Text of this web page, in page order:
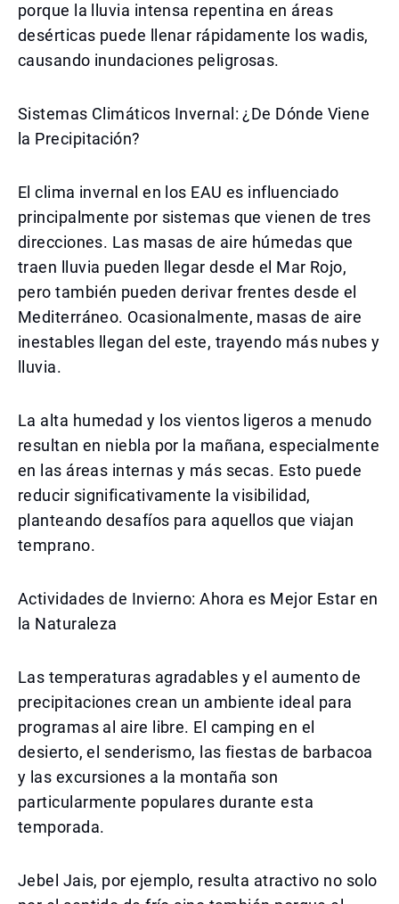
porque la lluvia intensa repentina en áreas
desérticas puede llenar rápidamente los wadis,
causando inundaciones peligrosas.
Sistemas Climáticos Invernal: ¿De Dónde Viene
la Precipitación?
El clima invernal en los EAU es influenciado
principalmente por sistemas que vienen de tres
direcciones. Las masas de aire húmedas que
traen lluvia pueden llegar desde el Mar Rojo,
pero también pueden derivar frentes desde el
Mediterráneo. Ocasionalmente, masas de aire
inestables llegan del este, trayendo más nubes y
lluvia.
La alta humedad y los vientos ligeros a menudo
resultan en niebla por la mañana, especialmente
en las áreas internas y más secas. Esto puede
reducir significativamente la visibilidad,
planteando desafíos para aquellos que viajan
temprano.
Actividades de Invierno: Ahora es Mejor Estar en
la Naturaleza
Las temperaturas agradables y el aumento de
precipitaciones crean un ambiente ideal para
programas al aire libre. El camping en el
desierto, el senderismo, las fiestas de barbacoa
y las excursiones a la montaña son
particularmente populares durante esta
temporada.
Jebel Jais, por ejemplo, resulta atractivo no solo